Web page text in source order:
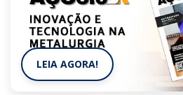
LEIA AGORA!